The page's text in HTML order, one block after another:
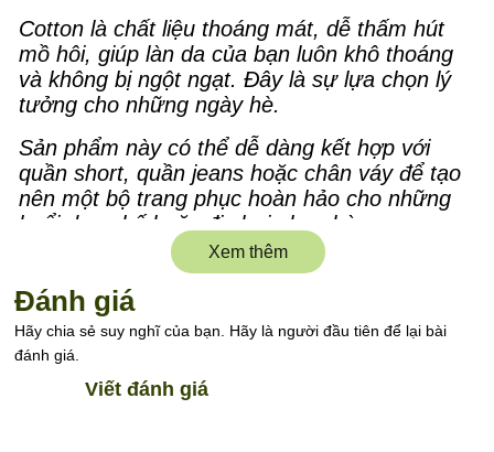
Xem thêm
Cotton là chất liệu thoáng mát, dễ thấm hút
mồ hôi, giúp làn da của bạn luôn khô thoáng
và không bị ngột ngạt. Đây là sự lựa chọn lý
tưởng cho những ngày hè.
Sản phẩm này có thể dễ dàng kết hợp với
quần short, quần jeans hoặc chân váy để tạo
nên một bộ trang phục hoàn hảo cho những
buổi dạo phố hoặc đi chơi nhẹ nhàng.
Chất liệu cotton là một trong những loại vải
phổ biến và được ưa chuộng nhất nhờ vào độ
bền và sự thoải mái. Đây là lựa chọn hoàn hảo
cho những ai yêu thích sự đơn giản nhưng
vẫn muốn giữ phong cách.
Đánh giá
Hãy chia sẻ suy nghĩ của bạn. Hãy là người đầu tiên để lại bài
đánh giá.
Viết đánh giá